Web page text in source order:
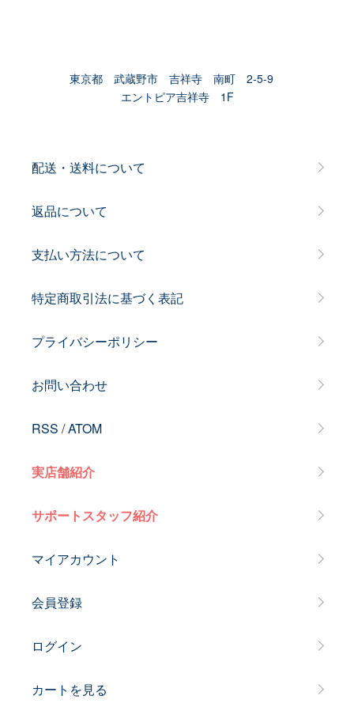
東京都 武蔵野市 吉祥寺 南町 2-5-9
エントピア吉祥寺 1F
配送・送料について
返品について
支払い方法について
特定商取引法に基づく表記
プライバシーポリシー
お問い合わせ
RSS /ATOM
実店舗紹介
サポートスタッフ紹介
マイアカウント
会員登録
ログイン
カートを見る